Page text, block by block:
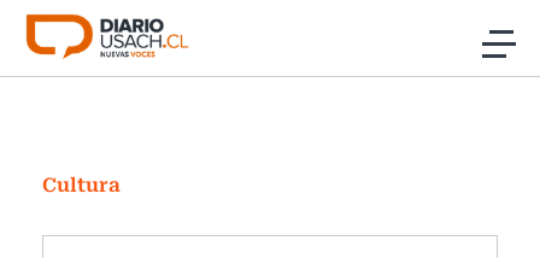
Click acá para ir directamente al contenido
Investigación
Cultura
Cultura